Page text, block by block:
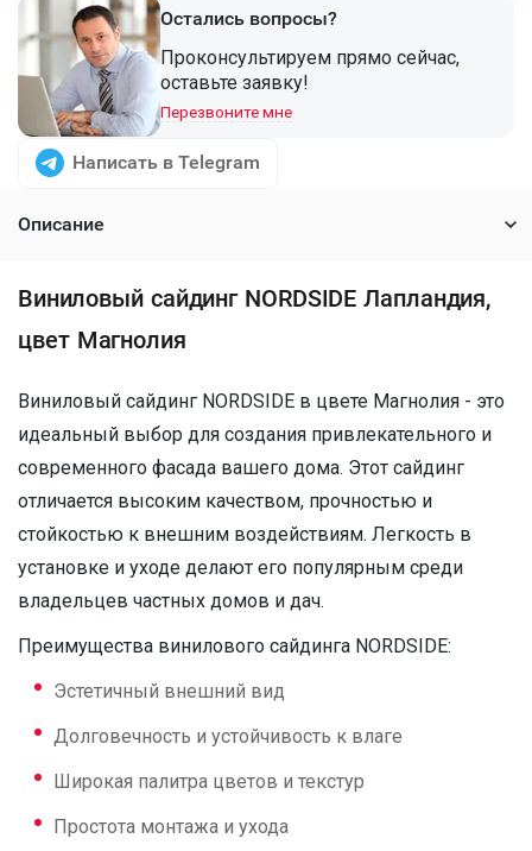
Остались вопросы?
Проконсультируем прямо сейчас,
оставьте заявку!
Перезвоните мне
Написать в Telegram
Описание
Виниловый сайдинг NORDSIDE Лапландия,
цвет Магнолия
Виниловый сайдинг NORDSIDE в цвете Магнолия - это
идеальный выбор для создания привлекательного и
современного фасада вашего дома. Этот сайдинг
отличается высоким качеством, прочностью и
стойкостью к внешним воздействиям. Легкость в
установке и уходе делают его популярным среди
владельцев частных домов и дач.
Преимущества винилового сайдинга NORDSIDE:
Эстетичный внешний вид
Долговечность и устойчивость к влаге
Широкая палитра цветов и текстур
Простота монтажа и ухода